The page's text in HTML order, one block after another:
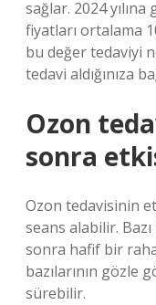
sağlar. 2024
fiyatları ortalama
bu değer tedaviyi
tedavi aldığınıza
Ozon
sonra
Ozon tedavisinin
seans alabilir.
sonra hafif bir
bazılarının gözle
sürebilir.